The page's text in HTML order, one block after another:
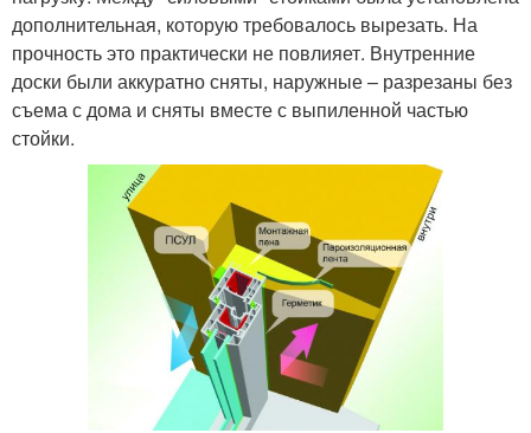
Окна в брусовом доме Деревянные окна
Окна в срубе Окна в старую коробку
Деревянная коробка Окна в старом
Деревянный дом
Рамы в деревянном
дополнительная, которую требовалось вырезать. На
прочность это практически не повлияет. Внутренние
доски были аккуратно сняты, наружные – разрезаны без
съема с дома и сняты вместе с выпиленной частью
стойки.